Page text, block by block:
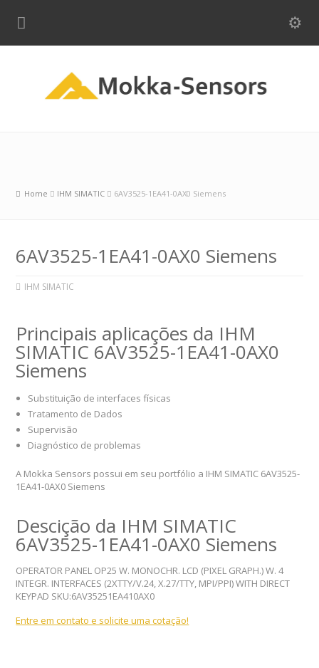
Home IHM SIMATIC 6AV3525-1EA41-0AX0 Siemens
6AV3525-1EA41-0AX0 Siemens
IHM SIMATIC
Principais aplicações da IHM
SIMATIC 6AV3525-1EA41-0AX0
Siemens
Substituição de interfaces físicas
Tratamento de Dados
Supervisão
Diagnóstico de problemas
A Mokka Sensors possui em seu portfólio a IHM SIMATIC 6AV3525-
1EA41-0AX0 Siemens
Descição da IHM SIMATIC
6AV3525-1EA41-0AX0 Siemens
OPERATOR PANEL OP25 W. MONOCHR. LCD (PIXEL GRAPH.) W. 4
INTEGR. INTERFACES (2XTTY/V.24, X.27/TTY, MPI/PPI) WITH DIRECT
KEYPAD SKU:6AV35251EA410AX0
Entre em contato e solicite uma cotação!